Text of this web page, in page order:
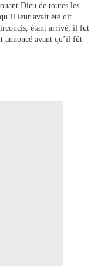
Dieu de toutes les
leur avait été dit.
étant arrivé, il fut
annoncé avant qu’il fût